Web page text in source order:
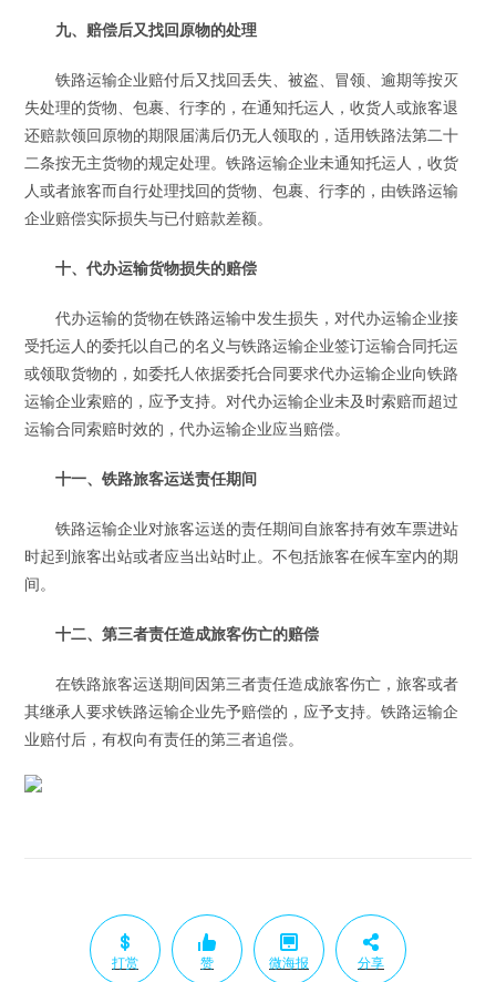
九、赔偿后又找回原物的处理
铁路运输企业赔付后又找回丢失、被盗、冒领、逾期等按灭
失处理的货物、包裹、行李的，在通知托运人，收货人或旅客退
还赔款领回原物的期限届满后仍无人领取的，适用铁路法第二十
二条按无主货物的规定处理。铁路运输企业未通知托运人，收货
人或者旅客而自行处理找回的货物、包裹、行李的，由铁路运输
企业赔偿实际损失与已付赔款差额。
十、代办运输货物损失的赔偿
代办运输的货物在铁路运输中发生损失，对代办运输企业接
受托运人的委托以自己的名义与铁路运输企业签订运输合同托运
或领取货物的，如委托人依据委托合同要求代办运输企业向铁路
运输企业索赔的，应予支持。对代办运输企业未及时索赔而超过
运输合同索赔时效的，代办运输企业应当赔偿。
十一、铁路旅客运送责任期间
铁路运输企业对旅客运送的责任期间自旅客持有效车票进站
时起到旅客出站或者应当出站时止。不包括旅客在候车室内的期
间。
十二、第三者责任造成旅客伤亡的赔偿
在铁路旅客运送期间因第三者责任造成旅客伤亡，旅客或者
其继承人要求铁路运输企业先予赔偿的，应予支持。铁路运输企
业赔付后，有权向有责任的第三者追偿。
打赏 赞 微海报 分享